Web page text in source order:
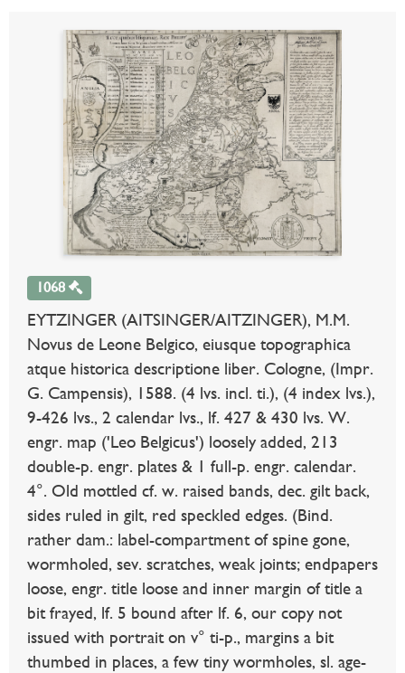
1068
EYTZINGER (AITSINGER/AITZINGER), M.M.
Novus de Leone Belgico, eiusque topographica
atque historica descriptione liber. Cologne, (Impr.
G. Campensis), 1588. (4 lvs. incl. ti.), (4 index lvs.),
9-426 lvs., 2 calendar lvs., lf. 427 & 430 lvs. W.
engr. map ('Leo Belgicus') loosely added, 213
double-p. engr. plates & 1 full-p. engr. calendar.
4°. Old mottled cf. w. raised bands, dec. gilt back,
sides ruled in gilt, red speckled edges. (Bind.
rather dam.: label-compartment of spine gone,
wormholed, sev. scratches, weak joints; endpapers
loose, engr. title loose and inner margin of title a
bit frayed, lf. 5 bound after lf. 6, our copy not
issued with portrait on v° ti-p., margins a bit
thumbed in places, a few tiny wormholes, sl. age-